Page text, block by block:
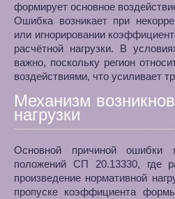
формирует основное
Ошибка возникает при
или игнорировании
расчётной нагрузки. В
важно, поскольку регион
воздействиями, что усиливает
Механизм
нагрузки
Основной причиной ошибки
положений СП 20.13330, где
произведение нормативной
пропуске коэффициента